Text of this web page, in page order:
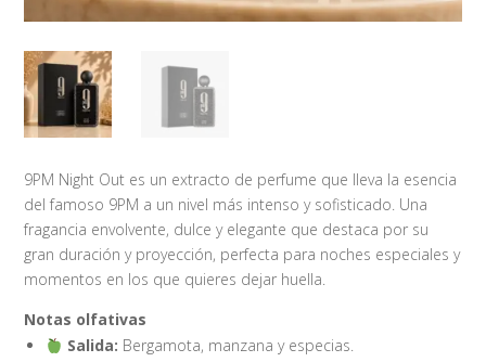
9PM Night Out es un extracto de perfume que lleva la esencia
del famoso 9PM a un nivel más intenso y sofisticado. Una
fragancia envolvente, dulce y elegante que destaca por su
gran duración y proyección, perfecta para noches especiales y
momentos en los que quieres dejar huella.
Notas olfativas
Salida: Bergamota, manzana y especias.